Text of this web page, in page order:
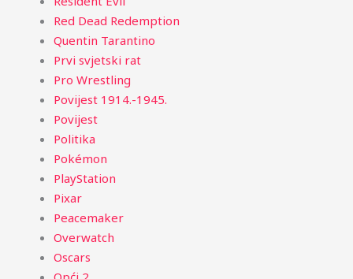
Red Dead Redemption
Quentin Tarantino
Prvi svjetski rat
Pro Wrestling
Povijest 1914.-1945.
Povijest
Politika
Pokémon
PlayStation
Pixar
Peacemaker
Overwatch
Oscars